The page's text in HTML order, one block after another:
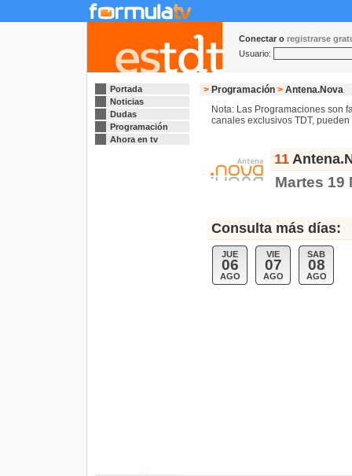
Conectar o registrarse
Usuario:
Portada
Noticias
Dudas
Programación
Ahora en tv
> Programación > Antena.Nova
Nota: Las Programaciones son
canales exclusivos TDT,
11
Martes 19
Consulta más días:
JUE
06
AGO
VIE
07
AGO
SAB
08
AGO